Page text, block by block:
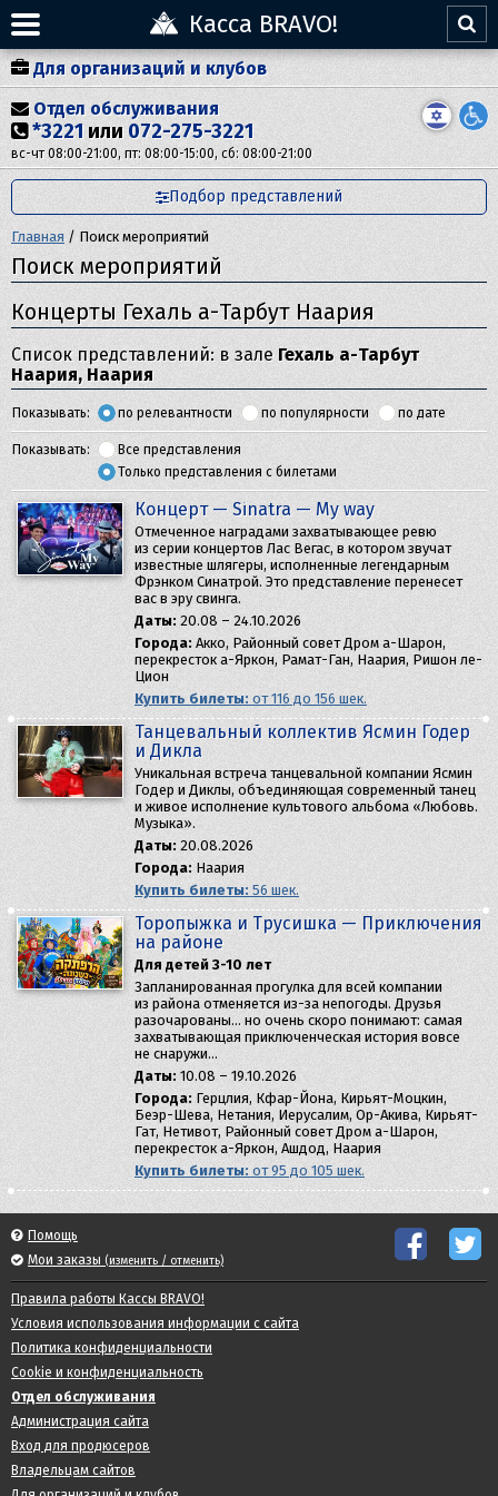
Касса BRAVO!
Для организаций и клубов
Отдел обслуживания
*3221 или 072-275-3221
вс-чт 08:00-21:00, пт: 08:00-15:00, сб: 08:00-21:00
Подбор представлений
Главная / Поиск мероприятий
Поиск мероприятий
Концерты Гехаль а-Тарбут Наария
Список представлений: в зале Гехаль а-Тарбут
Наария, Наария
Показывать: по релевантности по популярности по дате
Показывать:
Все представления
Только представления с билетами
Концерт — Sinatra — My way
Отмеченное наградами захватывающее ревю
из серии концертов Лас Вегас, в котором звучат
известные шлягеры, исполненные легендарным
Фрэнком Синатрой. Это представление перенесет
вас в эру свинга.
Даты: 20.08 – 24.10.2026
Города: Акко, Районный совет Дром а-Шарон,
перекресток а-Яркон, Рамат-Ган, Наария, Ришон ле-
Цион
Купить билеты: от 116 до 156 шек.
Танцевальный коллектив Ясмин Годер
и Дикла
Уникальная встреча танцевальной компании Ясмин
Годер и Диклы, объединяющая современный танец
и живое исполнение культового альбома «Любовь.
Музыка».
Даты: 20.08.2026
Города: Наария
Купить билеты: 56 шек.
Торопыжка и Трусишка — Приключения
на районе
Для детей 3-10 лет
Запланированная прогулка для всей компании
из района отменяется из-за непогоды. Друзья
разочарованы… но очень скоро понимают: самая
захватывающая приключенческая история вовсе
не снаружи…
Даты: 10.08 – 19.10.2026
Города: Герцлия, Кфар-Йона, Кирьят-Моцкин,
Беэр-Шева, Нетания, Иерусалим, Ор-Акива, Кирьят-
Гат, Нетивот, Районный совет Дром а-Шарон,
перекресток а-Яркон, Ашдод, Наария
Купить билеты: от 95 до 105 шек.
Помощь
Мои заказы (изменить / отменить)
Правила работы Кассы BRAVO!
Условия использования информации с сайта
Политика конфиденциальности
Cookie и конфиденциальность
Отдел обслуживания
Администрация сайта
Вход для продюсеров
Владельцам сайтов